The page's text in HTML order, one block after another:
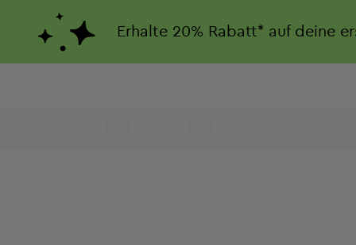
Erhalte 20% Rabatt* auf deine